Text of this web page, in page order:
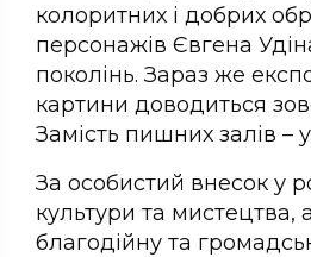
колоритних і добрих
персонажів Євгена
поколінь. Зараз же
картини доводиться
Замість пишних залів –
За особистий внесок у
культури та мистецтва,
благодійну та